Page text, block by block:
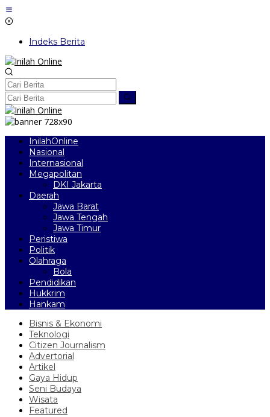
Lewati
ke
Indeks Berita
InilahOnline
Nasional
Internasional
Megapolitan
DKI Jakarta
Daerah
Jawa Barat
Jawa Tengah
Jawa Timur
Peristiwa
Politik
Olahraga
Bola
Pendidikan
Hukkrim
Hankam
Bisnis & Ekonomi
Teknologi
Citizen Journalism
Advertorial
Artikel
Gaya Hidup
Seni Budaya
Wisata
Featured